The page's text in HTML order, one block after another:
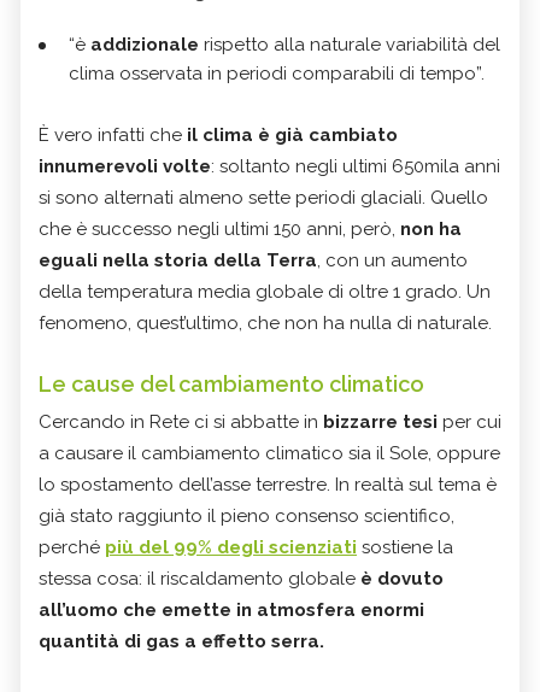
“è addizionale rispetto alla naturale variabilità del
clima osservata in periodi comparabili di tempo”.
È vero infatti che il clima è già cambiato
innumerevoli volte: soltanto negli ultimi 650mila anni
si sono alternati almeno sette periodi glaciali. Quello
che è successo negli ultimi 150 anni, però, non ha
eguali nella storia della Terra, con un aumento
della temperatura media globale di oltre 1 grado. Un
fenomeno, quest’ultimo, che non ha nulla di naturale.
Le cause del cambiamento climatico
Cercando in Rete ci si abbatte in bizzarre tesi per cui
a causare il cambiamento climatico sia il Sole, oppure
lo spostamento dell’asse terrestre. In realtà sul tema è
già stato raggiunto il pieno consenso scientifico,
perché più del 99% degli scienziati sostiene la
stessa cosa: il riscaldamento globale è dovuto
all’uomo che emette in atmosfera enormi
quantità di gas a effetto serra.